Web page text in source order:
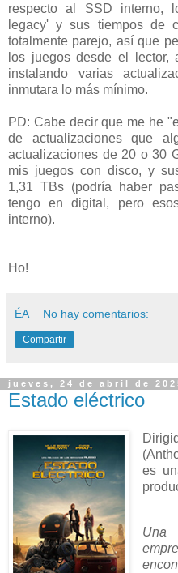
respecto al SSD interno,
legacy' y sus tiempos de
totalmente parejo, así que
los juegos desde el
instalando varias
inmutara lo más mínimo.
PD: Cabe decir que me he
de actualizaciones que
actualizaciones de 20 o 30
mis juegos con disco, y
1,31 TBs (podría haber
tengo en digital, pero
interno).
Ho!
ÉA No hay comentarios:
Compartir
jueves, 24 de abril de
Estado eléctrico
es
Una